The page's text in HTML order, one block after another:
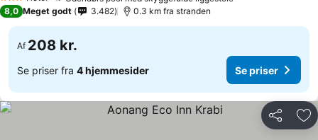
3 Stjerner
8,0 Meget godt 3.482 0.3 km fra stranden
Af 208 kr.
Se priser fra 4 hjemmesider Se priser
Del